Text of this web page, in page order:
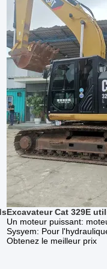
Excavateur Cat 329E
Un moteur puissant:
Sysyem: Pour
Obtenez le meilleur prix